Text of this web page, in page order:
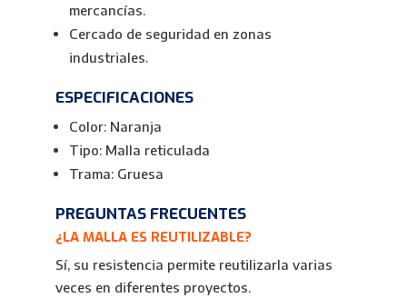
mercancías.
Cercado de seguridad en zonas
industriales.
ESPECIFICACIONES
Color: Naranja
Tipo: Malla reticulada
Trama: Gruesa
PREGUNTAS FRECUENTES
¿LA MALLA ES REUTILIZABLE?
Sí, su resistencia permite reutilizarla varias
veces en diferentes proyectos.